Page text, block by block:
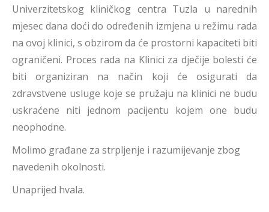
Univerzitetskog kliničkog centra Tuzla u narednih
mjesec dana doći do određenih izmjena u režimu rada
na ovoj klinici, s obzirom da će prostorni kapaciteti biti
ograničeni. Proces rada na Klinici za dječije bolesti će
biti organiziran na način koji će osigurati da
zdravstvene usluge koje se pružaju na klinici ne budu
uskraćene niti jednom pacijentu kojem one budu
neophodne.
Molimo građane za strpljenje i razumijevanje zbog
navedenih okolnosti.
Unaprijed hvala.